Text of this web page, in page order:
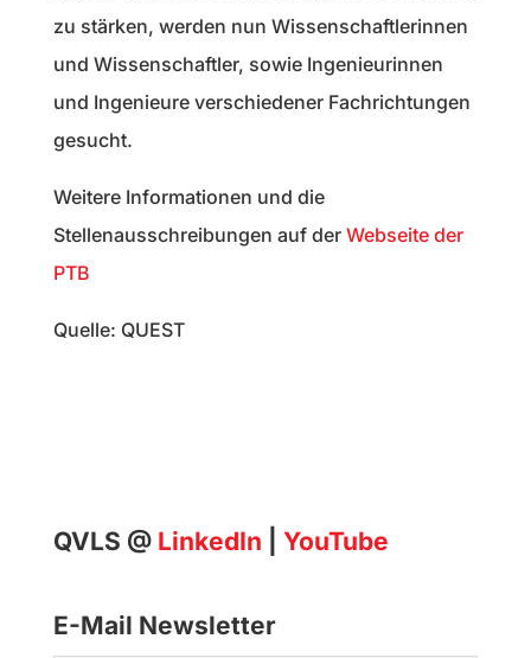
zu stärken, werden nun Wissenschaftlerinnen
und Wissenschaftler, sowie Ingenieurinnen
und Ingenieure verschiedener Fachrichtungen
gesucht.
Weitere Informationen und die
Stellenausschreibungen auf der Webseite der
PTB
Quelle: QUEST
QVLS @ LinkedIn YouTube
E-Mail Newsletter